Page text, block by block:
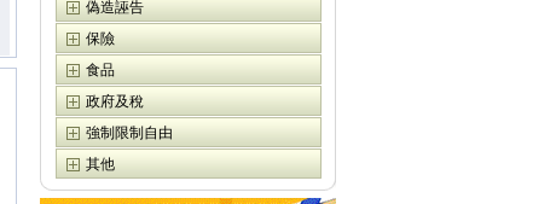
偽造誣告
保險
食品
政府及稅
強制限制自由
其他